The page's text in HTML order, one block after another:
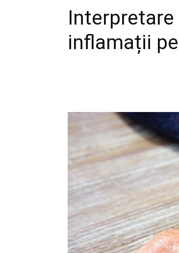
Interpretare
inflamații